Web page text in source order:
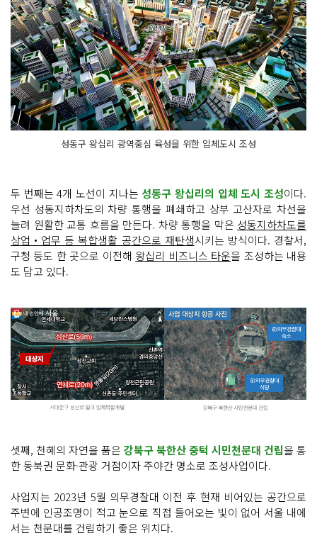
성동구 왕십리 광역중심 육성을 위한 입체도시 조성
두 번째는 4개 노선이 지나는 성동구 왕십리의 입체 도시 조성이다.
우선 성동지하차도의 차량 통행을 폐쇄하고 상부 고산자로 차선을
늘려 원활한 교통 흐름을 만든다. 차량 통행을 막은 성동지하차도를
상업‧업무 등 복합생활 공간으로 재탄생시키는 방식이다. 경찰서,
구청 등도 한 곳으로 이전해 왕십리 비즈니스 타운을 조성하는 내용
도 담고 있다.
셋째, 천혜의 자연을 품은 강북구 북한산 중턱 시민천문대 건립을 통
한 동북권 문화·관광 거점이자 주야간 명소로 조성사업이다.
사업지는 2023년 5월 의무경찰대 이전 후 현재 비어있는 공간으로
주변에 인공조명이 적고 눈으로 직접 들어오는 빛이 없어 서울 내에
서는 천문대를 건립하기 좋은 위치다.